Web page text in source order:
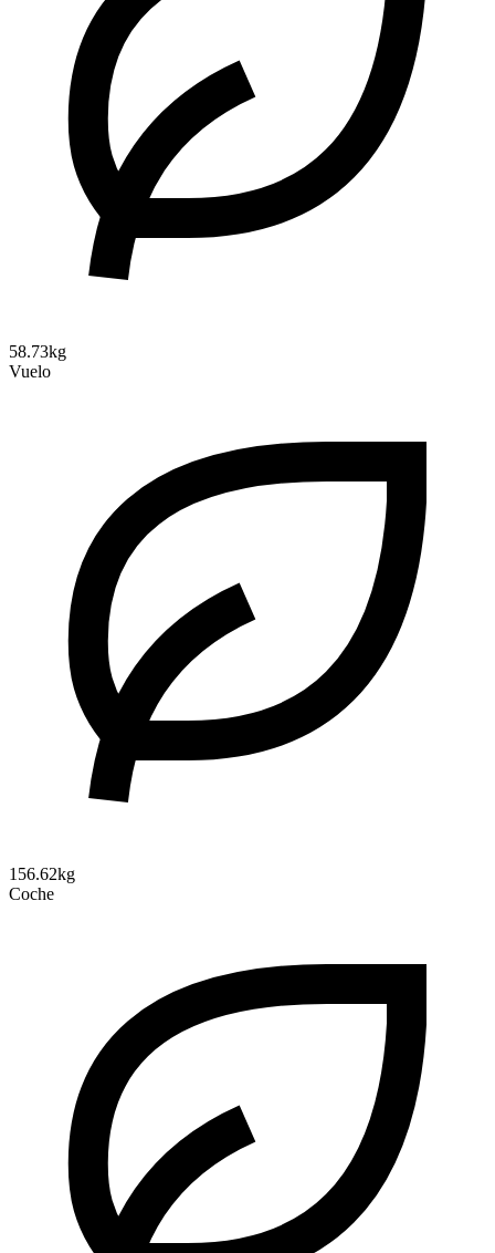
58.73kg
Vuelo
156.62kg
Coche